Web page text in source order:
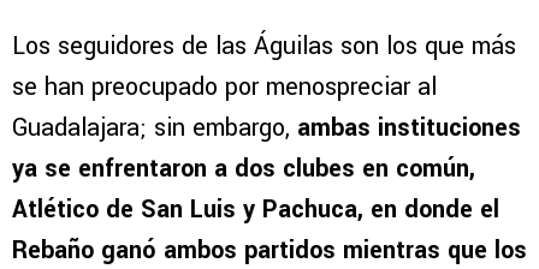
Los seguidores de las Águilas son los que más
se han preocupado por menospreciar al
Guadalajara; sin embargo, ambas instituciones
ya se enfrentaron a dos clubes en común,
Atlético de San Luis y Pachuca, en donde el
Rebaño ganó ambos partidos mientras que los